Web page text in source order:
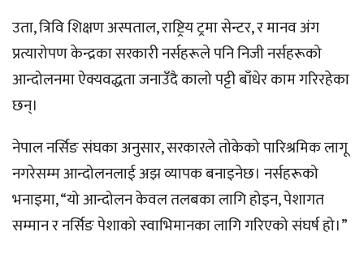
उता, त्रिवि शिक्षण अस्पताल, राष्ट्रिय ट्रमा सेन्टर, र मानव अंग
प्रत्यारोपण केन्द्रका सरकारी नर्सहरूले पनि निजी नर्सहरूको
आन्दोलनमा ऐक्यवद्धता जनाउँदै कालो पट्टी बाँधेर काम गरिरहेका
छन्।
नेपाल नर्सिङ संघका अनुसार, सरकारले तोकेको पारिश्रमिक लागू
नगरेसम्म आन्दोलनलाई अझ व्यापक बनाइनेछ। नर्सहरूको
भनाइमा, “यो आन्दोलन केवल तलबका लागि होइन, पेशागत
सम्मान र नर्सिङ पेशाको स्वाभिमानका लागि गरिएको संघर्ष हो।”